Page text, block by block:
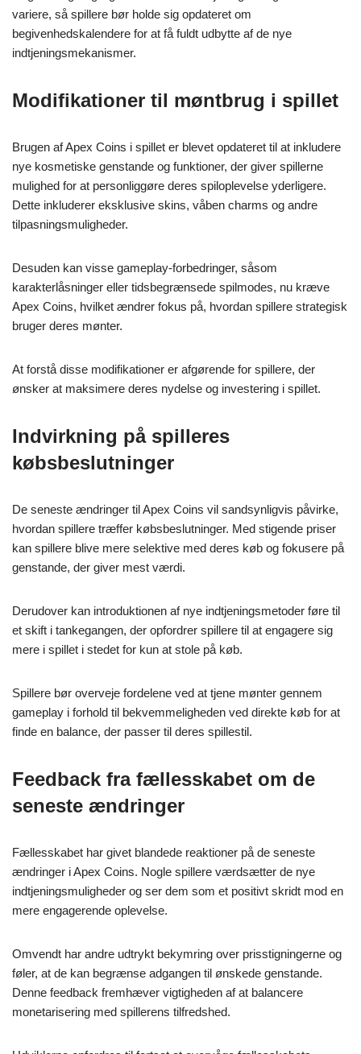
variere, så spillere bør holde sig opdateret om
begivenhedskalendere for at få fuldt udbytte af de nye
indtjeningsmekanismer.
Modifikationer til møntbrug i spillet
Brugen af Apex Coins i spillet er blevet opdateret til at inkludere
nye kosmetiske genstande og funktioner, der giver spillerne
mulighed for at personliggøre deres spiloplevelse yderligere.
Dette inkluderer eksklusive skins, våben charms og andre
tilpasningsmuligheder.
Desuden kan visse gameplay-forbedringer, såsom
karakterlåsninger eller tidsbegrænsede spilmodes, nu kræve
Apex Coins, hvilket ændrer fokus på, hvordan spillere strategisk
bruger deres mønter.
At forstå disse modifikationer er afgørende for spillere, der
ønsker at maksimere deres nydelse og investering i spillet.
Indvirkning på spilleres
købsbeslutninger
De seneste ændringer til Apex Coins vil sandsynligvis påvirke,
hvordan spillere træffer købsbeslutninger. Med stigende priser
kan spillere blive mere selektive med deres køb og fokusere på
genstande, der giver mest værdi.
Derudover kan introduktionen af nye indtjeningsmetoder føre til
et skift i tankegangen, der opfordrer spillere til at engagere sig
mere i spillet i stedet for kun at stole på køb.
Spillere bør overveje fordelene ved at tjene mønter gennem
gameplay i forhold til bekvemmeligheden ved direkte køb for at
finde en balance, der passer til deres spillestil.
Feedback fra fællesskabet om de
seneste ændringer
Fællesskabet har givet blandede reaktioner på de seneste
ændringer i Apex Coins. Nogle spillere værdsætter de nye
indtjeningsmuligheder og ser dem som et positivt skridt mod en
mere engagerende oplevelse.
Omvendt har andre udtrykt bekymring over prisstigningerne og
føler, at de kan begrænse adgangen til ønskede genstande.
Denne feedback fremhæver vigtigheden af at balancere
monetarisering med spillerens tilfredshed.